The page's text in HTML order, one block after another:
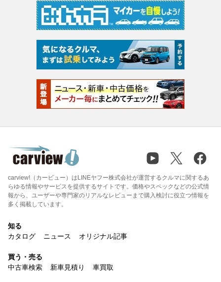
carview!（カービュー）はLINEヤフー株式会社が運営するクルマに関するあ
らゆる情報やサービスを提供するサイトです。価格やスペックなどの公式情
報から、ユーザーや専門家のリアルなレビューまで購入検討に役立つ情報を
多く掲載しています。
知る
カタログ
ニュース オリジナル記事
買う・売る
中古車検索
新車見積り 車買取